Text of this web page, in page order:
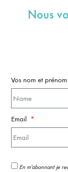
Nous
Vos nom et prénom
Email
En m'abonnant je